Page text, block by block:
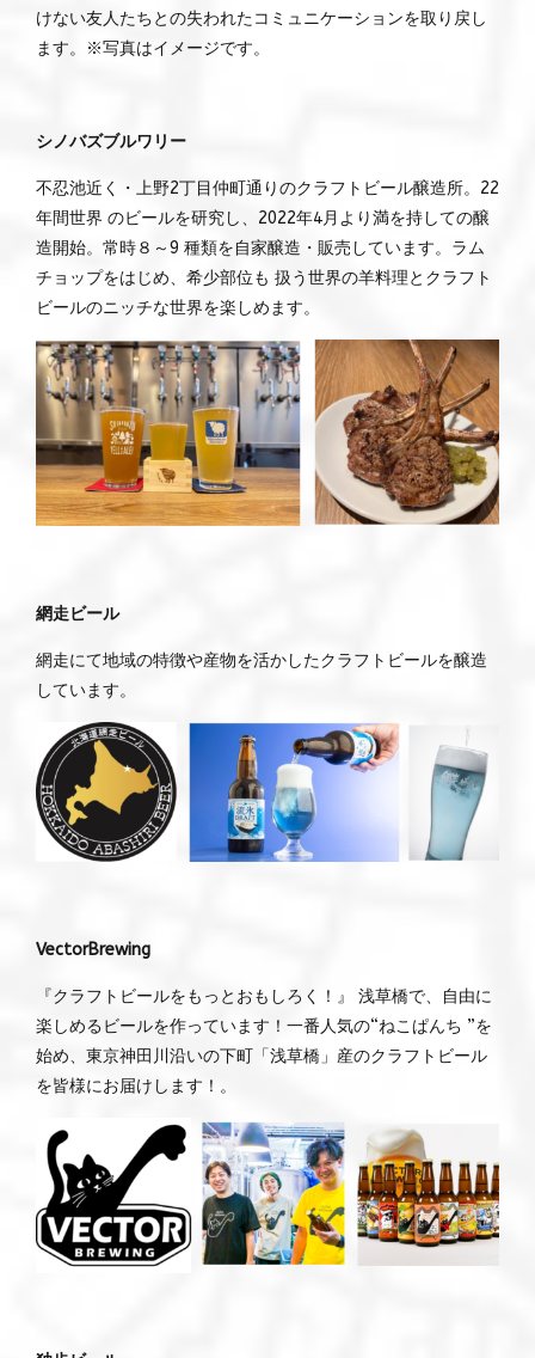
けない友人たちとの失われたコミュニケーションを取り戻し
ます。※写真はイメージです。
シノバズブルワリー
不忍池近く・上野2丁目仲町通りのクラフトビール醸造所。22
年間世界 のビールを研究し、2022年4月より満を持しての醸
造開始。常時８～9 種類を自家醸造・販売しています。ラム
チョップをはじめ、希少部位も 扱う世界の羊料理とクラフト
ビールのニッチな世界を楽しめます。
網走ビール
網走にて地域の特徴や産物を活かしたクラフトビールを醸造
しています。
VectorBrewing
『クラフトビールをもっとおもしろく！』 浅草橋で、自由に
楽しめるビールを作っています！一番人気の“ねこぱんち ”を
始め、東京神田川沿いの下町「浅草橋」産のクラフトビール
を皆様にお届けします！。